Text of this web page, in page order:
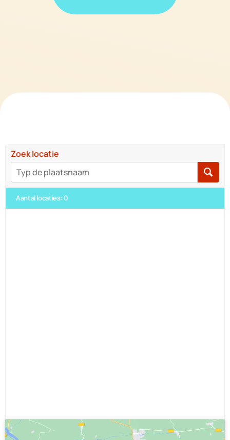
Zoek locatie
Aantal locaties: 0